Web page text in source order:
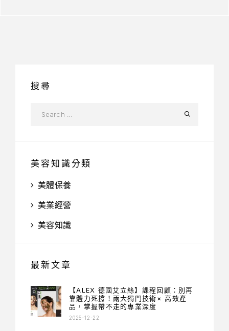
搜尋
美容知識分類
美體保養
美業經營
美容知識
最新文章
【ALEX 德國艾立絲】課程回顧：別再
靠體力死撐！兩大獨門技術× 高效產
品，掌握帶不走的專業深度
2025-12-22